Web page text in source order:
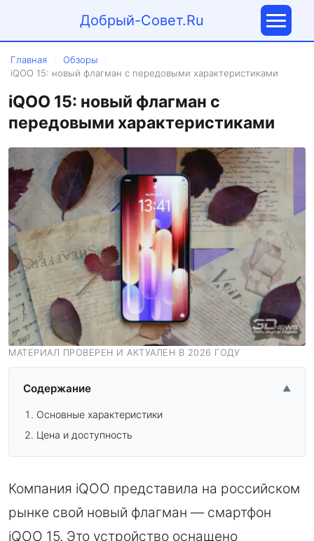
Добрый-Совет.Ru
Главная Обзоры
iQOO 15: новый флагман с передовыми характеристиками
iQOO 15: новый флагман с
передовыми характеристиками
МАТЕРИАЛ ПРОВЕРЕН И АКТУАЛЕН В 2026 ГОДУ
Содержание ▲
Основные характеристики
Цена и доступность
Компания iQOO представила на российском
рынке свой новый флагман — смартфон
iQOO 15. Это устройство оснащено